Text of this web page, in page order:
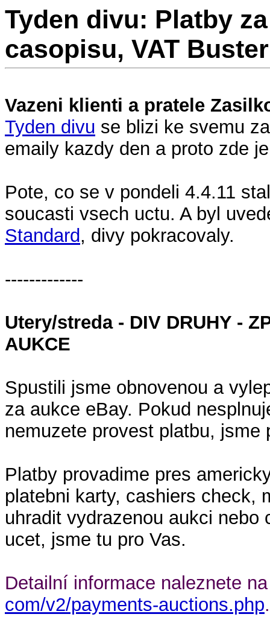
Tyden divu: Platby
casopisu, VAT Buster
Vazeni klienti a pratele
Tyden divu se blizi ke svemu
emaily kazdy den a proto zde
Pote, co se v pondeli 4.4.11
soucasti vsech uctu. A byl
Standard, divy pokracovaly.
-------------
Utery/streda - DIV DRUHY -
AUKCE
Spustili jsme obnovenou a
za aukce eBay. Pokud
nemuzete provest platbu,
Platby provadime pres
platebni karty, cashiers check,
uhradit vydrazenou aukci
ucet, jsme tu pro Vas.
Detailní informace naleznete
com/v2/payments-auctions.php.